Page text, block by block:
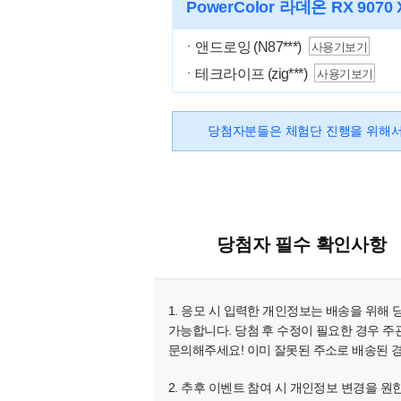
PowerColor 라데온 RX 9070
ㆍ앤드로잉 (N87***) 사용기보기
ㆍ테크라이프 (zig***) 사용기보기
당첨자분들은 체험단 진행을 위해
당첨자 필수 확인사항
1. 응모 시 입력한 개인정보는 배송을 위해
가능합니다. 당첨 후 수정이 필요한 경우
문의해주세요! 이미 잘못된 주소로 배송된
2. 추후 이벤트 참여 시 개인정보 변경을 원